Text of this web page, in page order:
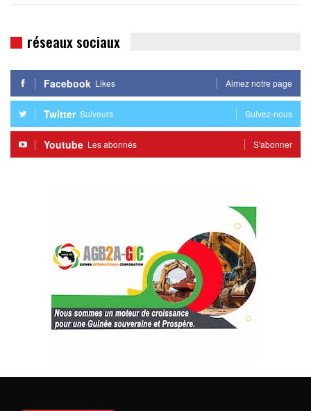
réseaux sociaux
Facebook Likes Aimez notre page
Twitter Suiveurs Suivez-nous
Youtube Les abonnés S'abonner